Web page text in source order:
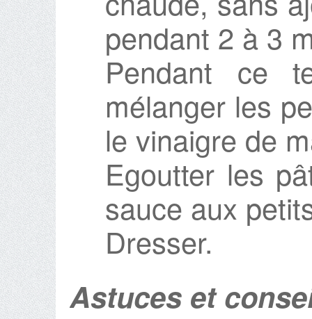
pendant 2 à 3
Pendant ce
mélanger les
le vinaigre de
Egoutter les
sauce aux
Dresser.
Astuces et